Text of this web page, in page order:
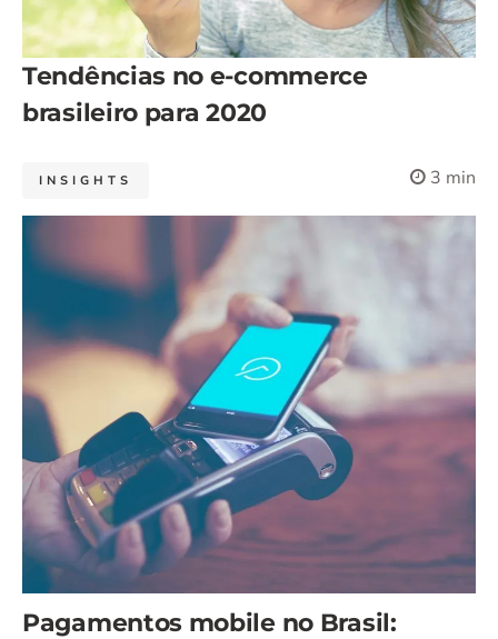
Tendências no e-commerce
brasileiro para 2020
INSIGHTS 3 min
Pagamentos mobile no Brasil: